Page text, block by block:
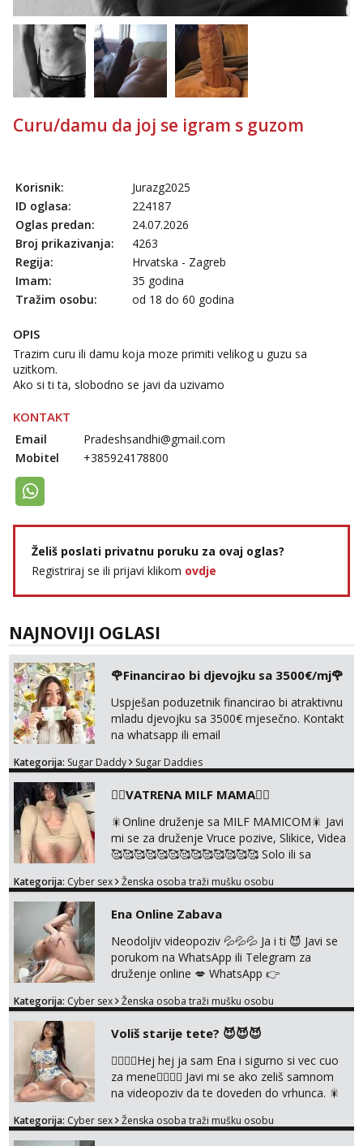
Tel:064/677-677- Kod: #142
tel:0,93€ - mob:1,12€ min
Mira
Čekam tvoj poziv!
tel:0,93€ - mob:1,12€ min
Curu/damu da joj se igram s guzom
Korisnik:
Jurazg2025
ID oglasa:
224187
Oglas predan:
24.07.2026
Broj prikazivanja:
4263
Regija:
Hrvatska - Zagreb
Imam:
35 godina
Tražim osobu:
od 18 do 60 godina
OPIS
Trazim curu ili damu koja moze primiti velikog u guzu sa
uzitkom.
Ako si ti ta, slobodno se javi da uzivamo
KONTAKT
Email
Pradeshsandhi@gmail.com
Mobitel
+385924178800
Želiš poslati privatnu poruku za ovaj oglas?
Registriraj se ili prijavi klikom ovdje
NAJNOVIJI OGLASI
🌹Financirao bi djevojku sa 3500€/mj🌹
Uspješan poduzetnik financirao bi atraktivnu
mladu djevojku sa 3500€ mjesečno. Kontakt
na whatsapp ili email
Kategorija: Sugar Daddy Sugar Daddies
❤️‍🔥VATRENA MILF MAMA❤️‍🔥
🎇Online druženje sa MILF MAMICOM🎇 Javi
mi se za druženje Vruce pozive, Slikice, Videa
🥰🥰🥰🥰🥰🥰🥰🥰🥰🥰🥰🥰🥰 Solo ili sa
WhatsApp ili Telegram WhatsApp 👉
@enafriedrichkis 🤬NE RADIM SASTANKE I
DRUZENJA UZIVO🤬
Kategorija: Cyber sex Ženska osoba traži mušku osobu
Ena Online Zabava
Neodoljiv videopoziv 💦💦💦 Ja i ti 😈 Javi se
porukom na WhatsApp ili Telegram za
druženje online 💋 WhatsApp 👉
@enafriedrichkis NEE radimo sastnke uzivo
Kategorija: Cyber sex Ženska osoba traži mušku osobu
Voliš starije tete? 😈😈😈
❤️‍🔥❤️‍🔥Hej hej ja sam Ena i sigurno si vec cuo
za mene❤️‍🔥❤️‍🔥 Javi mi se ako zeliš samnom
na videopoziv da te doveden do vrhunca. 🎇
@enafriedrichkis Radim samo ONLINE I
Kategorija: Cyber sex Ženska osoba traži mušku osobu